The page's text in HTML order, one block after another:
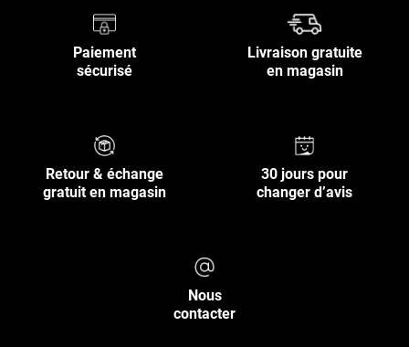
Paiement
sécurisé
Livraison gratuite
en magasin
Retour & échange
gratuit en magasin
30 jours pour
changer d’avis
Nous
contacter